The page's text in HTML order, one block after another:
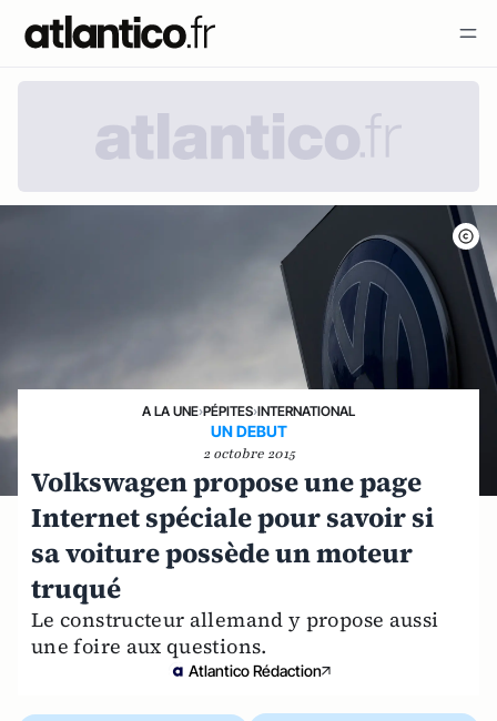
A LA UNE›PÉPITES›INTERNATIONAL
UN DEBUT
2 octobre 2015
Volkswagen propose une page
Internet spéciale pour savoir si
sa voiture possède un moteur
truqué
Le constructeur allemand y propose aussi
une foire aux questions.
Atlantico Rédaction